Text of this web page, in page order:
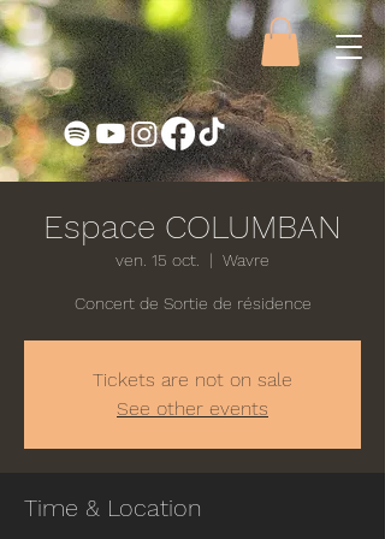
Espace COLUMBAN
ven. 15 oct.
  |
Wavre
Concert de Sortie de résidence
Tickets are not on sale
See other events
Time & Location